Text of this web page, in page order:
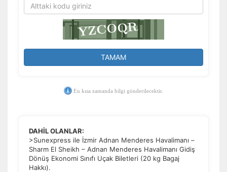
TAMAM
En kısa zamanda bilgi gönderilecektir.
DAHİL OLANLAR:
>Sunexpress ile İzmir Adnan Menderes Havalimanı –
Sharm El Sheikh – Adnan Menderes Havalimanı Gidiş
Dönüş Ekonomi Sınıfı Uçak Biletleri (20 kg Bagaj
Hakkı).